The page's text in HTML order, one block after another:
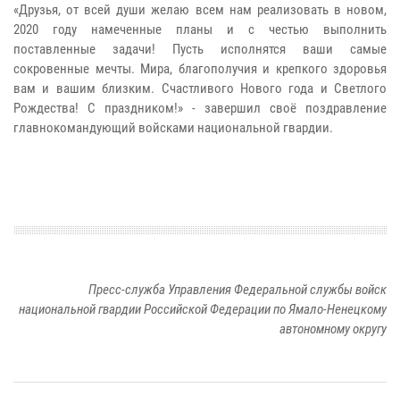
«Друзья, от всей души желаю всем нам реализовать в новом,
2020 году намеченные планы и с честью выполнить
поставленные задачи! Пусть исполнятся ваши самые
сокровенные мечты. Мира, благополучия и крепкого здоровья
вам и вашим близким. Счастливого Нового года и Светлого
Рождества! С праздником!» - завершил своё поздравление
главнокомандующий войсками национальной гвардии.
Пресс-служба Управления Федеральной службы войск
национальной гвардии Российской Федерации по Ямало-Ненецкому
автономному округу